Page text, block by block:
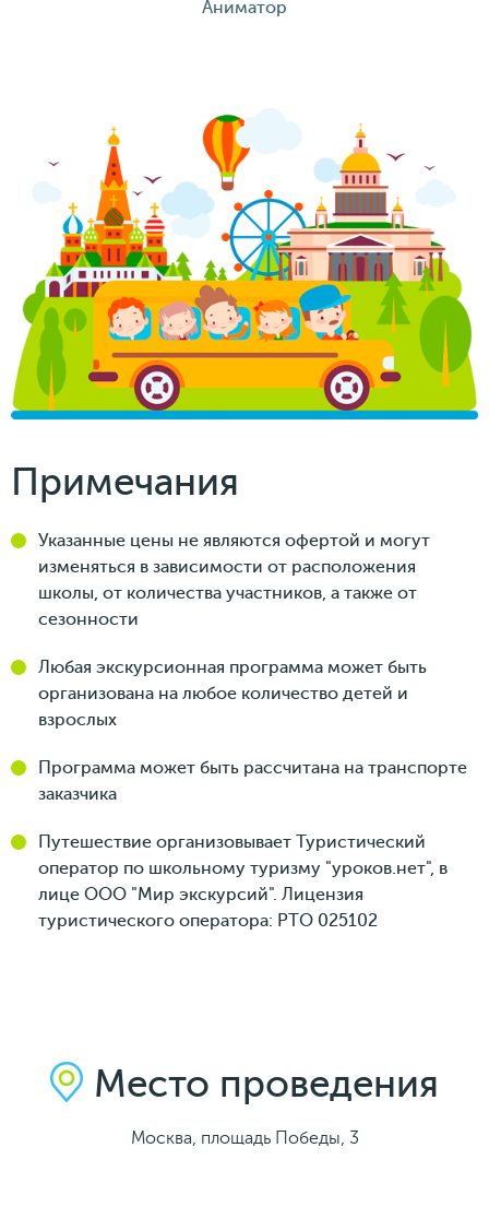
Аниматор
Примечания
Указанные цены не являются офертой и могут
изменяться в зависимости от расположения
школы, от количества участников, а также от
сезонности
Любая экскурсионная программа может быть
организована на любое количество детей и
взрослых
Программа может быть рассчитана на транспорте
заказчика
Путешествие организовывает Туристический
оператор по школьному туризму "уроков.нет", в
лице ООО "Мир экскурсий". Лицензия
туристического оператора: РТО 025102
Место проведения
Москва, площадь Победы, 3